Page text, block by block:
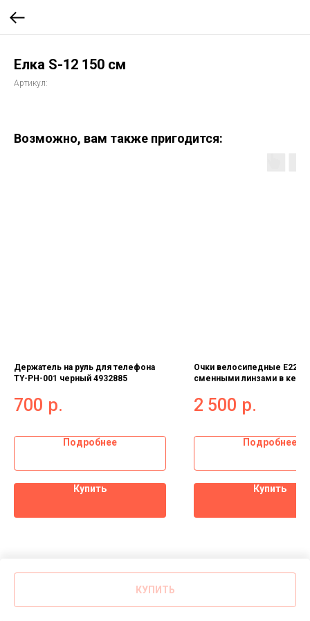
Елка S-12 150 см
Артикул:
КУПИТЬ
Возможно, вам также пригодится:
Держатель на руль для телефона
TY-PH-001 черный 4932885
700 р.
Подробнее
Купить
Очки велосипедные E22 со
сменными линзами в
2 500 р.
Подробнее
Купить